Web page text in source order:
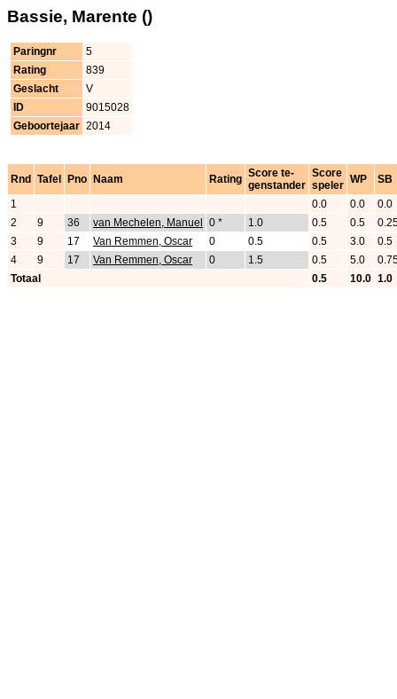
Bassie, Marente ()
Paringnr
5
Rating
839
Geslacht
V
ID
9015028
Geboortejaar 2014
Rnd Tafel Pno Naam Rating Score te-
genstander
Score
speler WP
SB
1
0.0 0.0
0.0
2
9 36 van Mechelen, Manuel 0 * 1.0 0.5 0.5
3
9 17 Van Remmen, Oscar 0 0.5 0.5 3.0
0.5
4
9 17 Van Remmen, Oscar 0 1.5 0.5 5.0
Totaal
0.5 10.0 1.0